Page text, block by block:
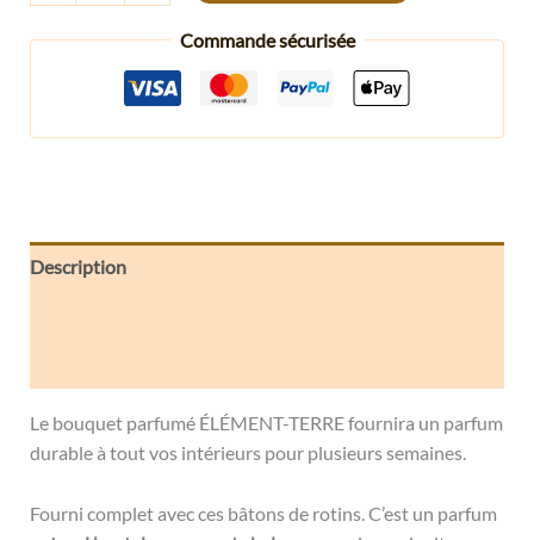
Commande sécurisée
Description
Le bouquet parfumé ÉLÉMENT-TERRE fournira un parfum
durable à tout vos intérieurs pour plusieurs semaines.
Fourni complet avec ces bâtons de rotins. C’est un parfum